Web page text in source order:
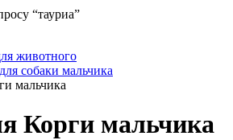
“тауриа”
животного
собаки мальчика
мальчика
Корги мальчика